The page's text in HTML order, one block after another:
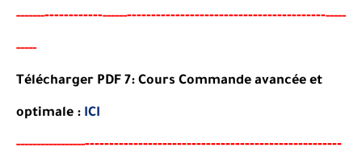
-----------------------------------------------------------------------
-----
Télécharger PDF 7: Cours Commande avancée et
optimale : ICI
----------------------------------------------------------------------